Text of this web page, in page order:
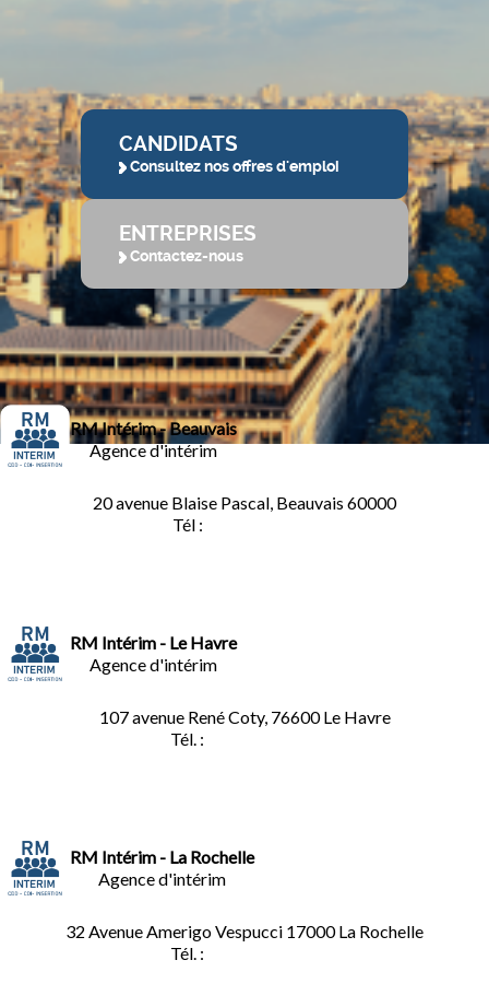
CANDIDATS
Consultez nos offres d'emploi
ENTREPRISES
Contactez-nous
RM Intérim - Beauvais
Agence d'intérim
20 avenue Blaise Pascal, Beauvais 60000
Tél :
RM Intérim - Le Havre
Agence d'intérim
107 avenue René Coty, 76600 Le Havre
Tél. :
RM Intérim - La Rochelle
Agence d'intérim
32 Avenue Amerigo Vespucci 17000 La Rochelle
Tél. :